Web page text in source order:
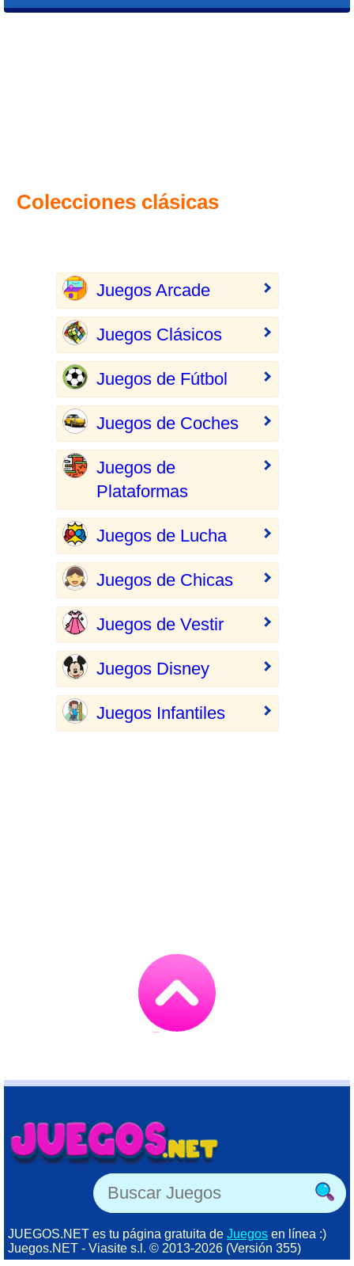
Colecciones clásicas
Juegos Arcade
Juegos Clásicos
Juegos de Fútbol
Juegos de Coches
Juegos de
Plataformas
Juegos de Lucha
Juegos de Chicas
Juegos de Vestir
Juegos Disney
Juegos Infantiles
JUEGOS.NET es tu página gratuita de Juegos en línea :)
Juegos.NET - Viasite s.l. © 2013-2026 (Versión 355)